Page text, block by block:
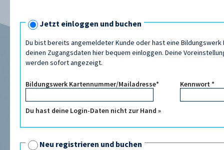
Jetzt einloggen und buchen
Du bist bereits angemeldeter Kunde oder hast eine Bildungswerk
deinen Zugangsdaten hier bequem einloggen. Deine
werden sofort angezeigt.
Bildungswerk Kartennummer/Mailadresse* Kennwort *
Du hast deine Login-Daten nicht zur Hand »
Neu registrieren und buchen